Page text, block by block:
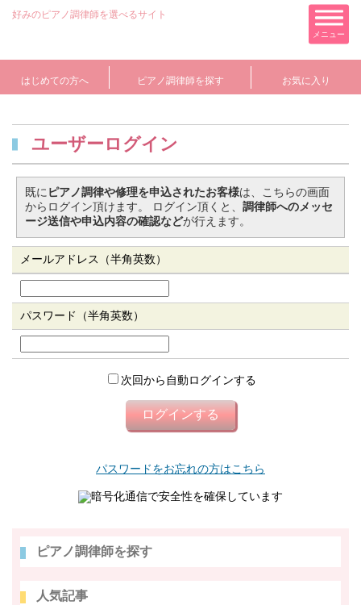
好みのピアノ調律師を選べるサイト
メニュー
はじめての方へ ピアノ調律師を探す お気に入り
ユーザーログイン
既に ピアノ調律や修理を申込されたお客様は、こちらの画面
からログイン頂けます。 ログイン頂くと、 調律師へのメッセ
ージ送信や申込内容の確認などが行えます。
メールアドレス（半角英数）
パスワード（半角英数）
次回から自動ログインする
パスワードをお忘れの方はこちら
暗号化通信で安全性を確保しています
ピアノ調律師を探す
人気記事